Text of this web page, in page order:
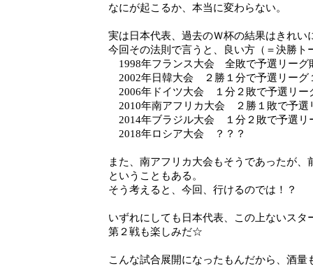
なにが起こるか、本当に変わらない。
実は日本代表、過去のＷ杯の結果はきれ
今回その法則で言うと、良い方（＝決勝
1998年フランス大会 全敗で予選リーグ
2002年日韓大会 ２勝１分で予選リーグ
2006年ドイツ大会 １分２敗で予選リー
2010年南アフリカ大会 ２勝１敗で予選
2014年ブラジル大会 １分２敗で予選リ
2018年ロシア大会 ？？？
また、南アフリカ大会もそうであったが
ということもある。
そう考えると、今回、行けるのでは！？
いずれにしても日本代表、この上ないスタ
第２戦も楽しみだ☆
こんな試合展開になったもんだから、酒